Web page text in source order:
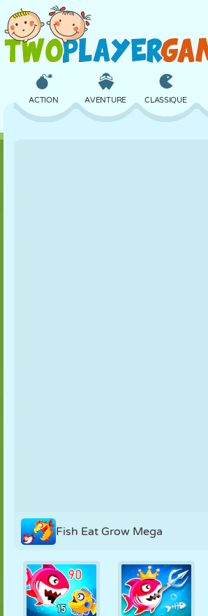
ACTION AVENTURE CLASSIQUE
Fish Eat Grow Mega